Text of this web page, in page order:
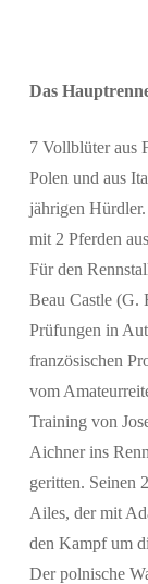
Das
7 Vollblüter aus
Polen und aus
jährigen
mit 2 Pferden
Für den
Beau Castle (G.
Prüfungen in
französischen
vom
Training von
Aichner ins
geritten. Seinen
Ailes, der mit
den Kampf um
Der polnische